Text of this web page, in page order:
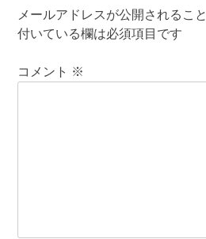
メールアドレスが公開されるこ
付いている欄は必須項目です
コメント ※